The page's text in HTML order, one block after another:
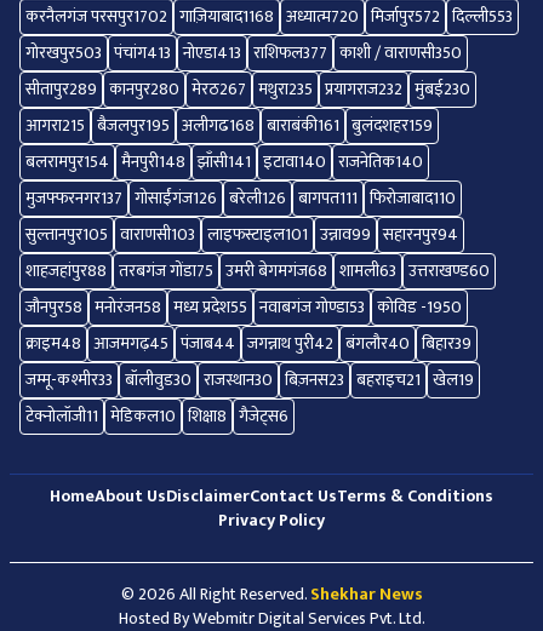
करनैलगंज परसपुर1702 गाज़ियाबाद1168 अध्यात्म720 मिर्जापुर572 दिल्ली553
गोरखपुर503 पंचांग413 नोएडा413 राशिफल377 काशी / वाराणसी350
सीतापुर289 कानपुर280 मेरठ267 मथुरा235 प्रयागराज232 मुंबई230
आगरा215 बैजलपुर195 अलीगढ168 बाराबंकी161 बुलंदशहर159
बलरामपुर154 मैनपुरी148 झाँसी141 इटावा140 राजनेतिक140
मुजफ्फरनगर137 गोसाईंगंज126 बरेली126 बागपत111 फिरोजाबाद110
सुल्तानपुर105 वाराणसी103 लाइफस्टाइल101 उन्नाव99 सहारनपुर94
शाहजहांपुर88 तरबगंज गोंडा75 उमरी बेगमगंज68 शामली63 उत्तराखण्ड60
जौनपुर58 मनोरंजन58 मध्य प्रदेश55 नवाबगंज गोण्डा53 कोविड -1950
क्राइम48 आजमगढ़45 पंजाब44 जगन्नाथ पुरी42 बंगलौर40 बिहार39
जम्मू-कश्मीर33 बॉलीवुड30 राजस्थान30 बिज़नस23 बहराइच21 खेल19
टेक्नोलॉजी11 मेडिकल10 शिक्षा8 गैजेट्स6
HomeAbout UsDisclaimerContact UsTerms & Conditions
Privacy Policy
© 2026 All Right Reserved.Shekhar News
Hosted ByWebmitr Digital Services Pvt. Ltd.